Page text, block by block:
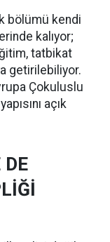
bölümü kendi
kalıyor;
tatbikat
getirilebiliyor.
Çokuluslu
açık
DE